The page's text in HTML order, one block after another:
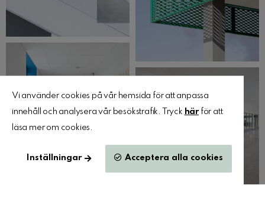
Vi använder cookies på vår hemsida för att anpassa
innehåll och analysera vår besökstrafik. Tryck härför att
läsa mer om cookies.
Inställningar Acceptera alla cookies